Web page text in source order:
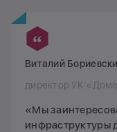
Виталий
директор УК
«Мы
инфраструктуры